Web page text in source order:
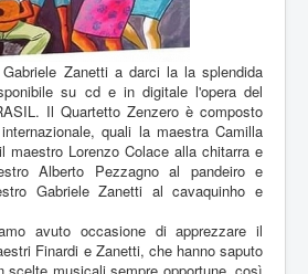
Zanetti a darci la la splendida
su cd e in digitale l'opera del
Il Quartetto Zenzero è composto
quali la maestra Camilla
maestro Lorenzo Colace alla chitarra e
Alberto Pezzagno al pandeiro e
Gabriele Zanetti al cavaquinho e
avuto occasione di apprezzare il
Finardi e Zanetti, che hanno saputo